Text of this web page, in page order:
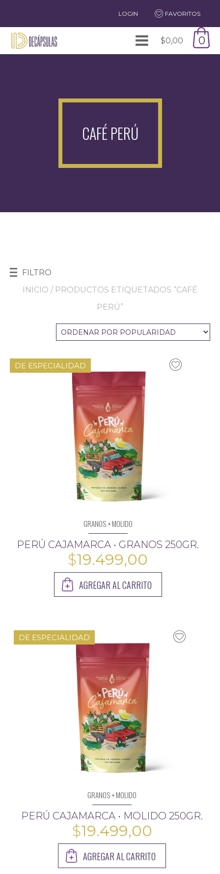
LOGIN FAVORITOS
$0,00 0
CAFÉ PERÚ
FILTRO
INICIO / PRODUCTOS ETIQUETADOS “CAFÉ
PERÚ”
DE ESPECIALIDAD
GRANOS + MOLIDO
PERÚ CAJAMARCA • GRANOS 250GR.
$19.499,00
AGREGAR AL CARRITO
DE ESPECIALIDAD
GRANOS + MOLIDO
PERÚ CAJAMARCA • MOLIDO 250GR.
$19.499,00
AGREGAR AL CARRITO